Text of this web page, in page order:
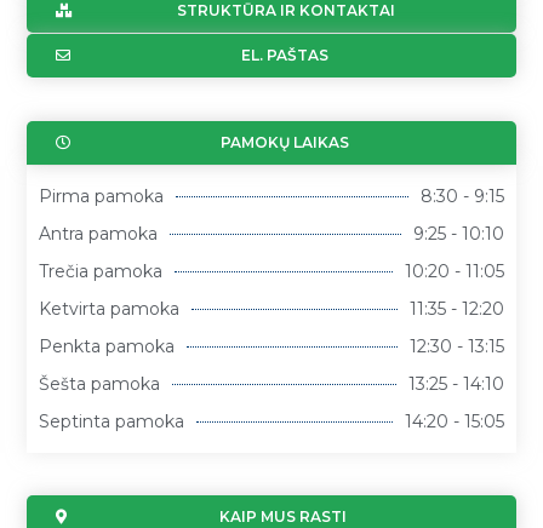
STRUKTŪRA IR KONTAKTAI
EL. PAŠTAS
PAMOKŲ LAIKAS
Pirma pamoka
8:30 - 9:15
Antra pamoka
9:25 - 10:10
Trečia pamoka
10:20 - 11:05
Ketvirta pamoka
11:35 - 12:20
Penkta pamoka
12:30 - 13:15
Šešta pamoka
13:25 - 14:10
Septinta pamoka
14:20 - 15:05
KAIP MUS RASTI